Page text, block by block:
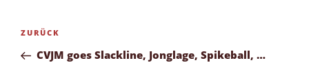
Beitragsnavigation
Vorheriger
Beitrag
ZURÜCK
CVJM goes Slackline, Jonglage, Spikeball, …